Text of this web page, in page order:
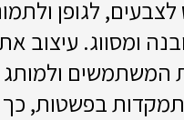
לגופן
ומסווג. עיצוב
המשתמשים
בפשטות,